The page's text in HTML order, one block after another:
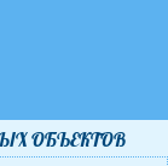
ОБЪЕКТОВ